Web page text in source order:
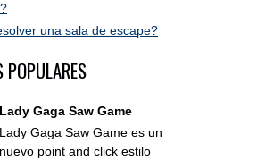
una sala de escape?
POPULARES
Lady Gaga Saw Game
Lady Gaga Saw Game es un
nuevo point and click estilo